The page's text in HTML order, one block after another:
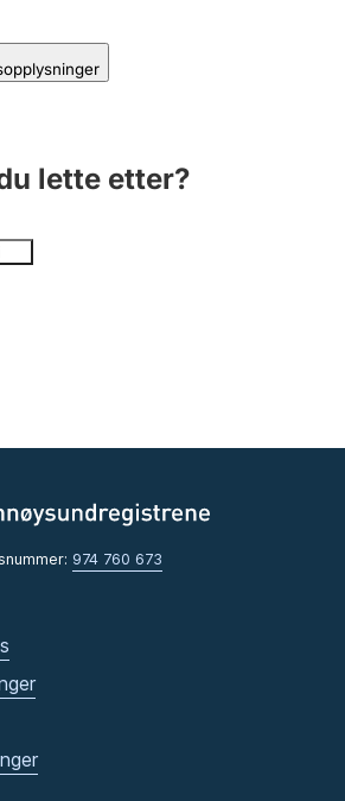
lette etter?
974 760 673